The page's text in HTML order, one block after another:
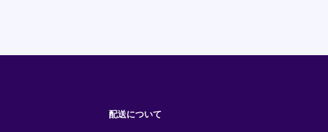
配送について